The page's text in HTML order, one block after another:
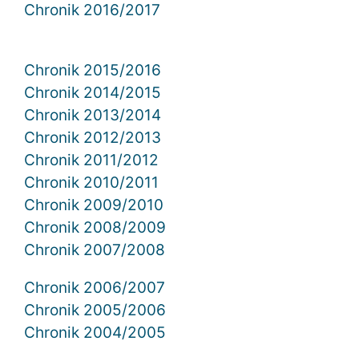
Chronik 2016/2017
Chronik 2015/2016
Chronik 2014/2015
Chronik 2013/2014
Chronik 2012/2013
Chronik 2011/2012
Chronik 2010/2011
Chronik 2009/2010
Chronik 2008/2009
Chronik 2007/2008
Chronik 2006/2007
Chronik 2005/2006
Chronik 2004/2005